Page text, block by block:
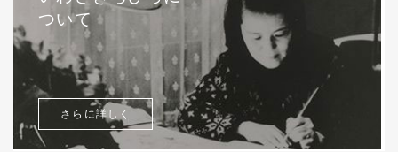
ついて
さらに詳しく